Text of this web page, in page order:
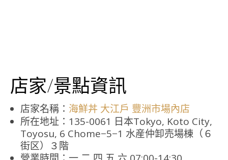
店家/景點資訊
店家名稱： 海鮮丼 大江戶 豐洲市場內店
所在地址：135-0061 日本Tokyo, Koto City,
Toyosu, 6 Chome−5−1 水産仲卸売場棟（６
街区）３階